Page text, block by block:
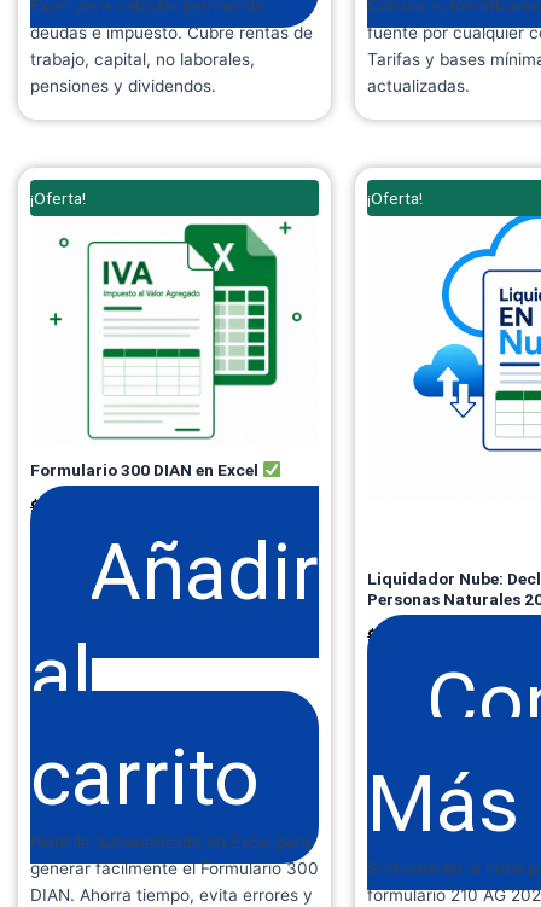
Excel para calcular patrimonio,
deudas e impuesto. Cubre rentas de
trabajo, capital, no laborales,
pensiones y dividendos.
Calcula
fuente por cualquier
Tarifas y bases
actualizadas.
¡Oferta!
Formulario 300 DIAN en Excel
$
precio
original
era:
$ 99.900.
precio
actual
es:
$ 74.900.
Añadir
al
carrito
Plantilla automatizada en Excel para
generar fácilmente el Formulario 300
DIAN. Ahorra tiempo, evita errores y
¡Oferta!
Liquidador Nube:
Personas Naturales
$
precio
original
era:
$
Más
Software en la nube
formulario 210 AG